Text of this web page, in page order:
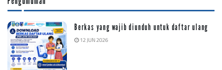
Berkas yang wajib diunduh untuk daftar ulang
12 JUN 2026